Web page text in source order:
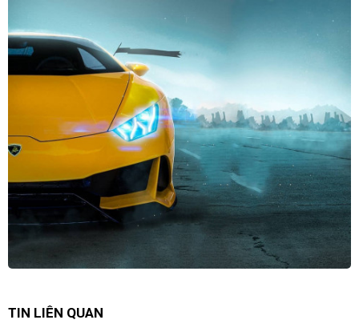
TIN LIÊN QUAN